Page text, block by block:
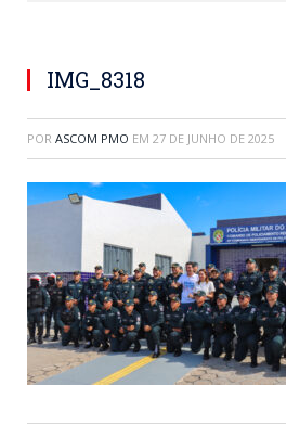
IMG_8318
POR ASCOM PMO EM 27 DE JUNHO DE 2025